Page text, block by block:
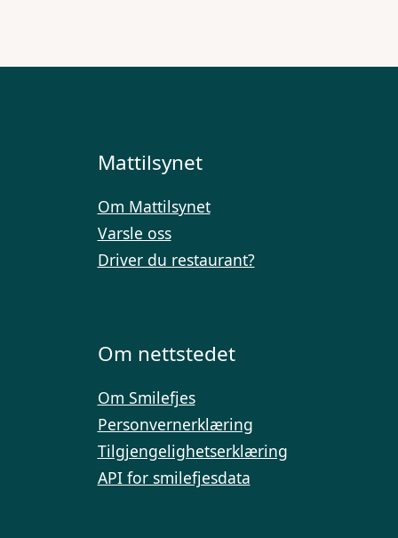
Mattilsynet
Om Mattilsynet
Varsle oss
Driver du restaurant?
Om nettstedet
Om Smilefjes
Personvernerklæring
Tilgjengelighetserklæring
API for smilefjesdata